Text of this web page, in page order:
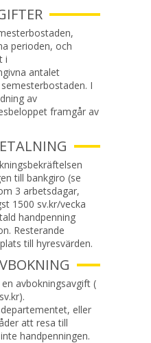
perioden, och
i
antalet
I
av
framgår av
till bankgiro (se
3 arbetsdagar,
1500 sv.kr/vecka
handpenning
Resterande
till hyresvärden.
avbokningsavgift (
eller
att resa till
handpenningen.